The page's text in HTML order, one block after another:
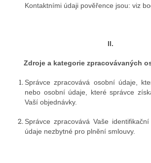
Kontaktními údaji pověřence jsou: viz
II.
Zdroje a kategorie zpracovávaných
Správce zpracovává osobní údaje,
nebo osobní údaje, které správce
Vaší objednávky.
Správce zpracovává Vaše
údaje nezbytné pro plnění smlouvy.